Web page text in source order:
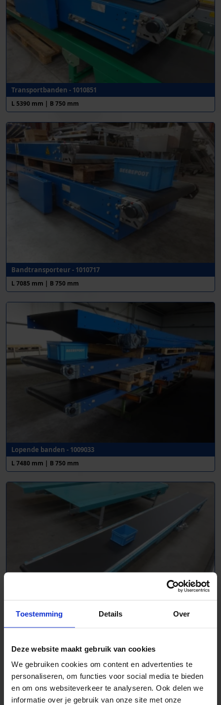
Toestemming Details Over
Deze website maakt gebruik van cookies
We gebruiken cookies om content en advertenties te
personaliseren, om functies voor social media te bieden
en om ons websiteverkeer te analyseren. Ook delen we
informatie over je gebruik van onze site met onze
Transportbanden - 1010851
L 5390 mm | B 750 mm
Bandtransporteur - 1010717
L 7085 mm | B 750 mm
Lopende banden - 1009033
L 7480 mm | B 750 mm
Transportband, vlak - 1011938